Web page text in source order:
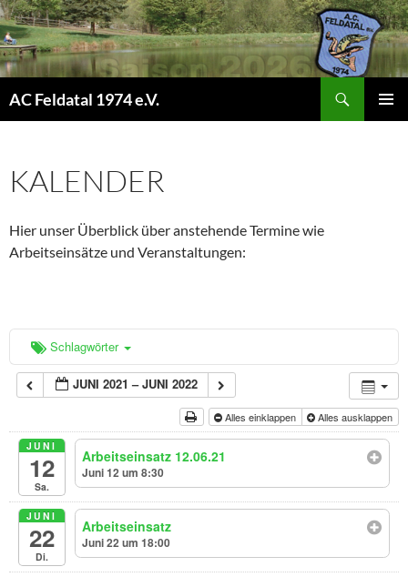
AC Feldatal 1974 e.V.
KALENDER
Hier unser Überblick über anstehende Termine wie
Arbeitseinsätze und Veranstaltungen:
Schlagwörter
JUNI 2021 – JUNI 2022
Alles einklappen Alles ausklappen
JUNI
12
Sa.
Arbeitseinsatz 12.06.21
Juni 12 um 8:30
JUNI
22
Di.
Arbeitseinsatz
Juni 22 um 18:00